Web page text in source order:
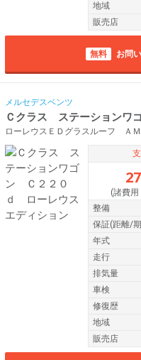
地域
販売店
無料 お問
メルセデスベンツ
ローレウスＥＤグラスルーフ Ａ
(諸費
整備
保証(距離/
年式
走行
排気量
車検
修復歴
地域
販売店